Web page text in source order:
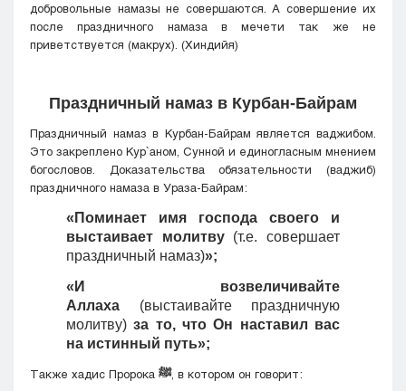
добровольные намазы не совершаются. А совершение их
после праздничного намаза в мечети так же не
приветствуется (макрух). (Хиндийя)
Праздничный намаз в Курбан-Байрам
Праздничный намаз в Курбан-Байрам является ваджибом.
Это закреплено Кyр`аном, Сунной и единогласным мнением
богословов. Доказательства обязательности (ваджиб)
праздничного намаза в Ураза-Байрам:
«Поминает имя господа своего и
выстаивает молитву (т.е. совершает
праздничный намаз)»;
«И возвеличивайте
Аллаха (выстаивайте праздничную
молитву) за то, что Он наставил вас
на истинный путь»;
Также хадис Пророка ﷺ, в котором он говорит: